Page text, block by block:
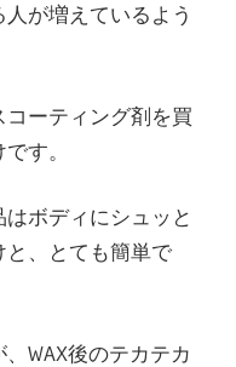
が増えているよう
ーティング剤を買
す。
ボディにシュッと
、とても簡単で
WAX後のテカテカ